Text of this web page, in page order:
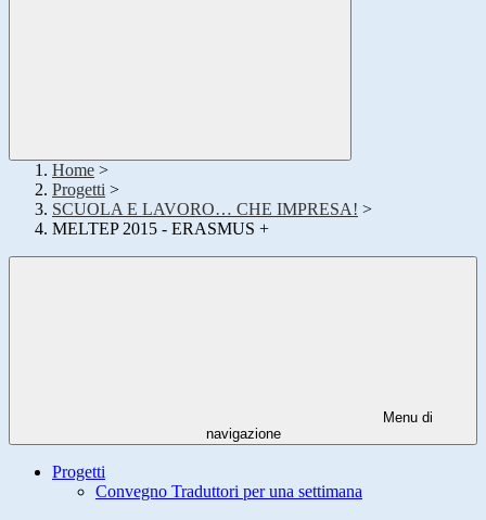
Home >
Progetti >
SCUOLA E LAVORO… CHE IMPRESA! >
MELTEP 2015 - ERASMUS +
Menu di
navigazione
Progetti
Convegno Traduttori per una settimana